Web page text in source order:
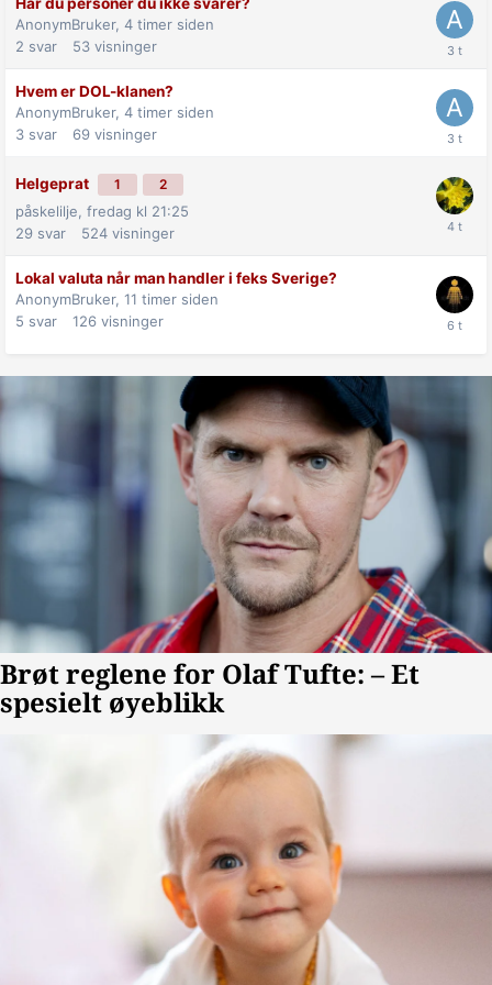
AnonymBruker, 4 timer siden
2 svar 53 visninger
Hvem er DOL-klanen?
AnonymBruker, 4 timer siden
3 svar 69 visninger
Helgeprat 1 2
påskelilje, fredag kl 21:25
29 svar 524 visninger
Lokal valuta når man handler i feks Sverige?
AnonymBruker, 11 timer siden
5 svar 126 visninger